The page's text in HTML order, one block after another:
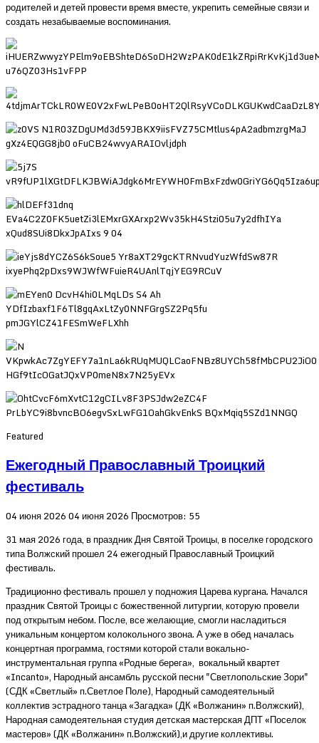
родителей и детей провести время вместе, укрепить семейные связи и
создать незабываемые воспоминания.
Featured
Ежегодный Православный Троицкий
фестиваль
04 июня 202604 июня 2026 Просмотров: 55
31 мая 2026 года, в праздник Дня Святой Троицы, в поселке городского
типа Волжский прошел 24 ежегодный Православный Троицкий
фестиваль.
Традиционно фестиваль прошел у подножия Царева кургана. Начался
праздник Святой Троицы с божественной литургии, которую провели
под открытым небом. После, все желающие, смогли насладиться
уникальным концертом колокольного звона. А уже в обед началась
концертная программа, гостями которой стали вокально-
инструментальная группа «Родные берега», вокальный квартет
«Incanto», Народный ансамбль русской песни "Светлопольские Зори"
(СДК «Светлый» п.Светлое Поле), Народный самодеятельный
коллектив эстрадного танца «Загадка» (ДК «Волжанин» п.Волжский),
Народная самодеятельная студия детская мастерская ДПТ «Поселок
мастеров» (ДК «Волжанин» п.Волжский),и другие коллективы.